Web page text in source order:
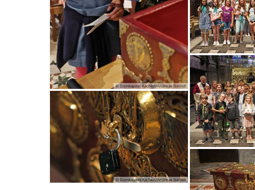
© Domkapitel Aachen/Andreas Steindl
© Domkapitel Aachen/Andreas Steindl